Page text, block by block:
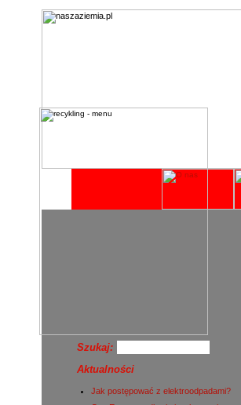
Szukaj:
Aktualności
Jak postępować z elektroodpadami?